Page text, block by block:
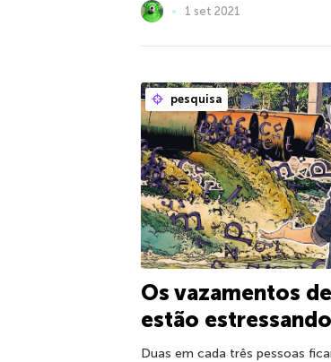
1 set 2021
pesquisa
Os vazamentos
estão
Duas em cada três pessoas